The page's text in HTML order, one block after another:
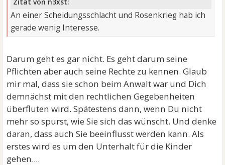
An einer Scheidungsschlacht und Rosenkrieg hab ich
gerade wenig Interesse.
Darum geht es gar nicht. Es geht darum seine
Pflichten aber auch seine Rechte zu kennen. Glaub
mir mal, dass sie schon beim Anwalt war und Dich
demnächst mit den rechtlichen Gegebenheiten
überfluten wird. Spätestens dann, wenn Du nicht
mehr so spurst, wie Sie sich das wünscht. Und denke
daran, dass auch Sie beeinflusst werden kann. Als
erstes wird es um den Unterhalt für die Kinder
gehen....